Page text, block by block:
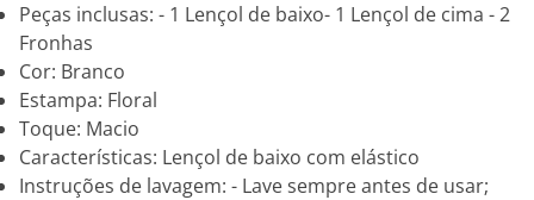
Peças inclusas: - 1 Lençol de baixo- 1 Lençol de cima - 2
Fronhas
Cor: Branco
Estampa: Floral
Toque: Macio
Características: Lençol de baixo com elástico
Instruções de lavagem: - Lave sempre antes de usar;